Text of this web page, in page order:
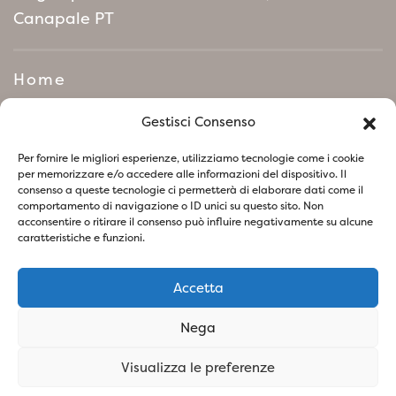
Gestisci Consenso
Per fornire le migliori esperienze, utilizziamo tecnologie come i cookie
per memorizzare e/o accedere alle informazioni del dispositivo. Il
consenso a queste tecnologie ci permetterà di elaborare dati come il
comportamento di navigazione o ID unici su questo sito. Non
acconsentire o ritirare il consenso può influire negativamente su alcune
caratteristiche e funzioni.
Accetta
Nega
Visualizza le preferenze
excellent choix pour ceux qui recherchent une
plante polyvalente, facile d’entretien et
Canapale PT
Home
Manifeste de politique
Suivez-nous sur les réseaux sociaux
STEFANO E FIGLIO S.S - P.IVA01741260473